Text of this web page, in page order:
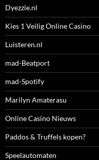
Dyezzie.nl
Kies 1 Veilig Online Casino
Luisteren.nl
mad-Beatport
mad-Spotify
Marilyn Amaterasu
Online Casino Nieuws
Paddos & Truffels kopen?
Speelautomaten